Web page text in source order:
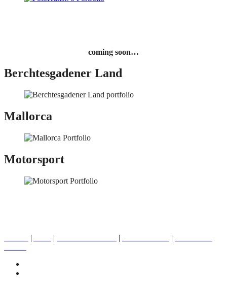
coming soon…
Berchtesgadener Land
Mallorca
Motorsport
| | | |